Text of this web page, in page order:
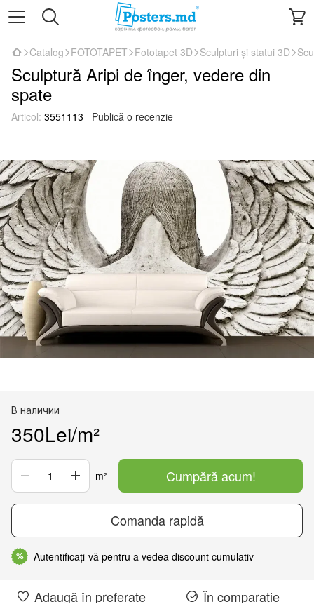
Catalog FOTOTAPET Fototapet 3D Sculpturi și statui 3D
Sculptură Aripi de înger, vedere din
spate
Articol: 3551113 Publică o recenzie
В наличии
350Lei/m²
m² Cumpără acum!
Comanda rapidă
% Autentificați-vă pentru a vedea discount cumulativ
Adaugă în preferate În comparație